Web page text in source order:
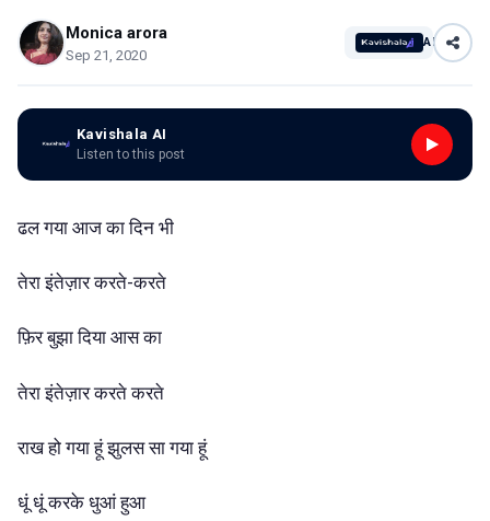
Monica arora
Sep 21, 2020
AI
Kavishala AI
Listen to this post
ढल गया आज का दिन भी
तेरा इंतेज़ार करते-करते
फ़िर बुझा दिया आस का
तेरा इंतेज़ार करते करते
राख हो गया हूं झुलस सा गया हूं
धूं धूं करके धुआं हुआ